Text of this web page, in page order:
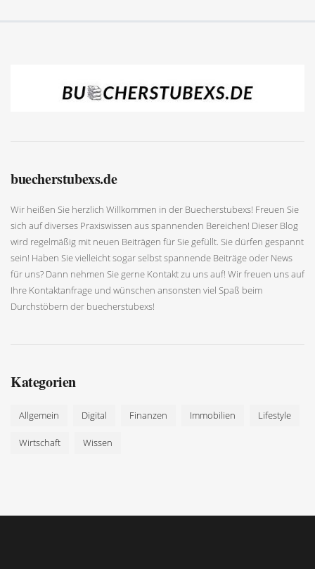
buecherstubexs.de
Wir heißen Sie herzlich Willkommen in der Buecherstubexs! Freuen Sie
sich auf diverses Praxiswissen aus spannenden Bereichen! Dieser Blog
wird regelmäßig mit neuen Beiträgen für Sie gefüllt. Sie dürfen gespannt
sein! Haben Sie vielleicht sogar selbst spannende Beiträge oder News
für uns? Dann nehmen Sie gerne Kontakt zu uns auf! Wir freuen uns auf
Ihre Kontaktanfrage und wünschen ansonsten viel Spaß beim
Durchstöbern der buecherstubexs!
Kategorien
Allgemein Digital Finanzen Immobilien Lifestyle
Wirtschaft Wissen